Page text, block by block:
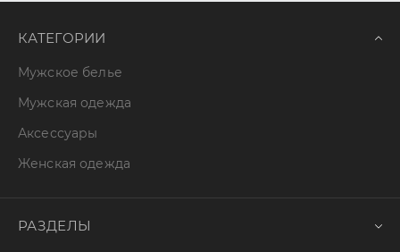
КАТЕГОРИИ
Мужское белье
Мужская одежда
Аксессуары
Женская одежда
РАЗДЕЛЫ